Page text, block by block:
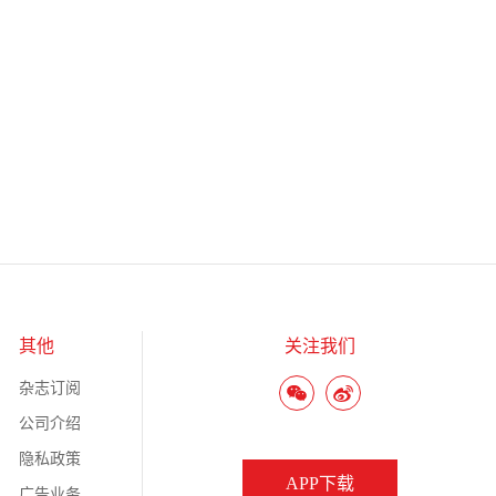
其他
杂志订阅
公司介绍
隐私政策
关注我们
APP下载